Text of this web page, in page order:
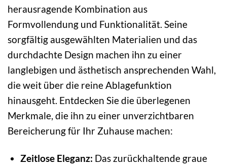
herausragende Kombination aus
Formvollendung und Funktionalität. Seine
sorgfältig ausgewählten Materialien und das
durchdachte Design machen ihn zu einer
langlebigen und ästhetisch ansprechenden Wahl,
die weit über die reine Ablagefunktion
hinausgeht. Entdecken Sie die überlegenen
Merkmale, die ihn zu einer unverzichtbaren
Bereicherung für Ihr Zuhause machen:
Zeitlose Eleganz: Das zurückhaltende graue